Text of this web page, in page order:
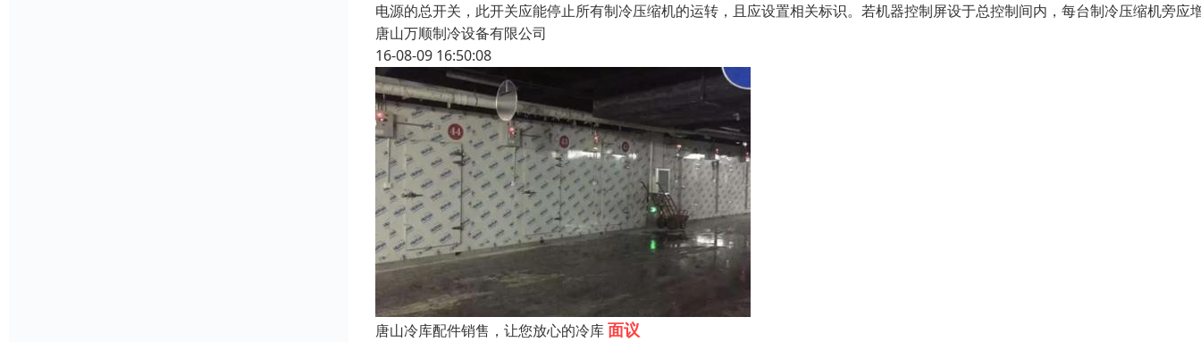
电源的总开关，此开关应能停止所有制冷压缩机的运转，且应设置相关标识。若机器控制屏设于总控制间内，每台制冷压缩机旁应
唐山万顺制冷设备有限公司
16-08-09 16:50:08
唐山冷库配件销售，让您放心的冷库面议